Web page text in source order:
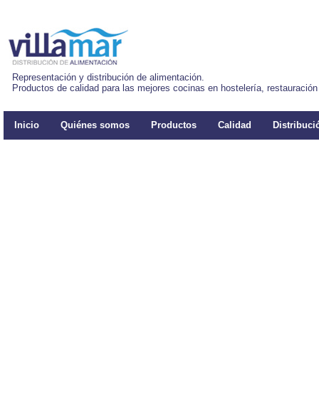
Representación y distribución de alimentación.
Productos de calidad para las mejores cocinas en hostelería,
Inicio Quiénes somos Productos Calidad